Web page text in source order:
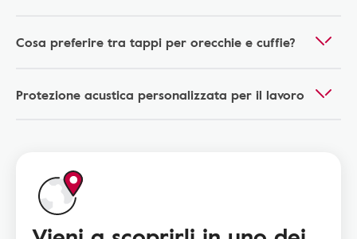
Cosa preferire tra tappi per orecchie e cuffie?
Protezione acustica personalizzata per il lavoro